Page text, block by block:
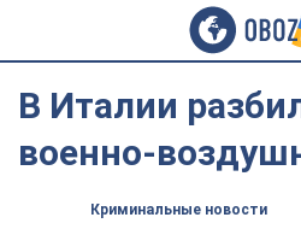
В Италии
военно-
Криминальные новости